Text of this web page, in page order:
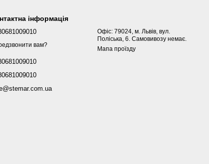
інформація
вам?
Офіс: 79024, м. Львів, вул.
Поліська, 6. Самовивозу немає.
Мапа проїзду